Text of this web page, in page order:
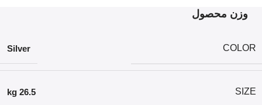
وزن محصول
COLOR
Silver
SIZE
26.5 kg